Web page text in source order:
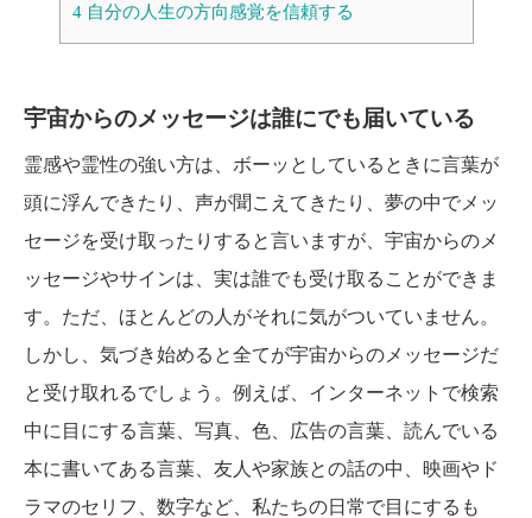
4自分の人生の方向感覚を信頼する
宇宙からのメッセージは誰にでも届いている
霊感や霊性の強い方は、ボーッとしているときに言葉が
頭に浮んできたり、声が聞こえてきたり、夢の中でメッ
セージを受け取ったりすると言いますが、宇宙からのメ
ッセージやサインは、実は誰でも受け取ることができま
す。ただ、ほとんどの人がそれに気がついていません。
しかし、気づき始めると全てが宇宙からのメッセージだ
と受け取れるでしょう。例えば、インターネットで検索
中に目にする言葉、写真、色、広告の言葉、読んでいる
本に書いてある言葉、友人や家族との話の中、映画やド
ラマのセリフ、数字など、私たちの日常で目にするも